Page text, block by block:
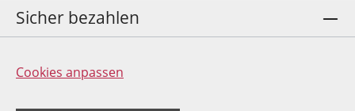
Sicher bezahlen
Cookies anpassen